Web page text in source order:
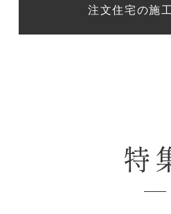
注文住宅の施
特